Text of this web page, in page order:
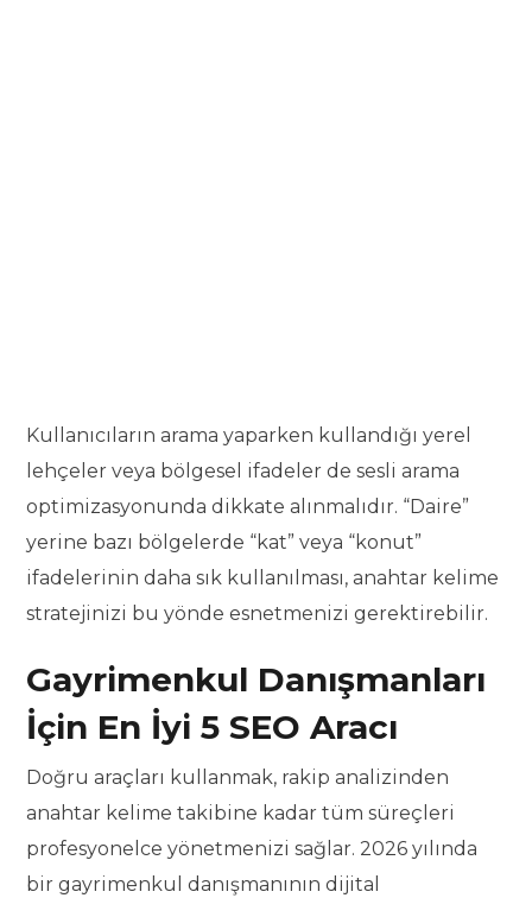
Kullanıcıların arama yaparken kullandığı yerel
lehçeler veya bölgesel ifadeler de sesli arama
optimizasyonunda dikkate alınmalıdır. “Daire”
yerine bazı bölgelerde “kat” veya “konut”
ifadelerinin daha sık kullanılması, anahtar kelime
stratejinizi bu yönde esnetmenizi gerektirebilir.
Gayrimenkul Danışmanları
İçin En İyi 5 SEO Aracı
Doğru araçları kullanmak, rakip analizinden
anahtar kelime takibine kadar tüm süreçleri
profesyonelce yönetmenizi sağlar. 2026 yılında
bir gayrimenkul danışmanının dijital